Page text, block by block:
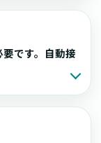
です。自動接